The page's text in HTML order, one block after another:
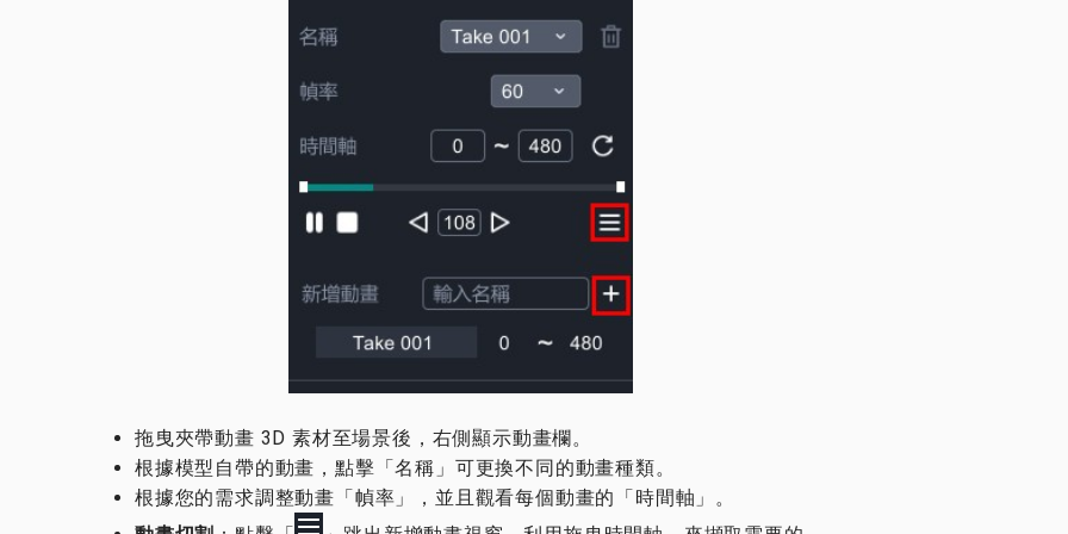
拖曳夾帶動畫 3D 素材至場景後，右側顯示動畫欄。
根據模型自帶的動畫，點擊「名稱」可更換不同的動畫種類。
根據您的需求調整動畫「幀率」，並且觀看每個動畫的「時間軸」。